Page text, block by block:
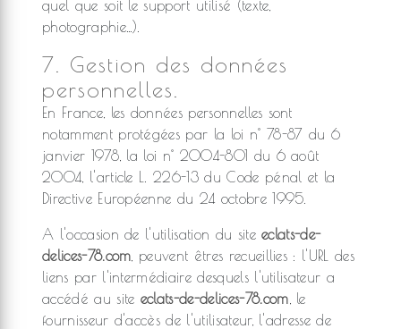
quel que soit le support utilisé (texte,
photographie…).
7. Gestion des données
personnelles.
En France, les données personnelles sont
notamment protégées par la loi n° 78-87 du 6
janvier 1978, la loi n° 2004-801 du 6 août
2004, l'article L. 226-13 du Code pénal et la
Directive Européenne du 24 octobre 1995.
A l'occasion de l'utilisation du siteeclats-de-
delices-78.com , peuvent êtres recueillies : l'URL des
liens par l'intermédiaire desquels l'utilisateur a
accédé au site eclats-de-delices-78.com , le
fournisseur d'accès de l'utilisateur, l'adresse de